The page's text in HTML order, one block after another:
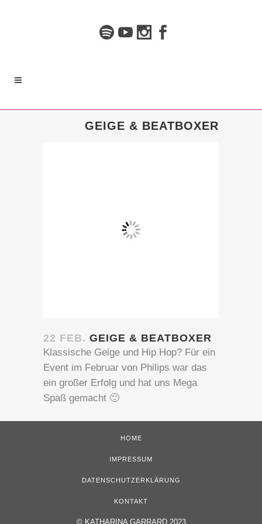
GEIGE & BEATBOXER
22 FEB. GEIGE & BEATBOXER
Klassische Geige und Hip Hop? Für ein
Event im Februar von Philips war das
ein großer Erfolg und hat uns Mega
Spaß gemacht 🙂
HOME
IMPRESSUM
DATENSCHUTZERKLÄRUNG
KONTAKT
© KATHARINA GARRARD 2023